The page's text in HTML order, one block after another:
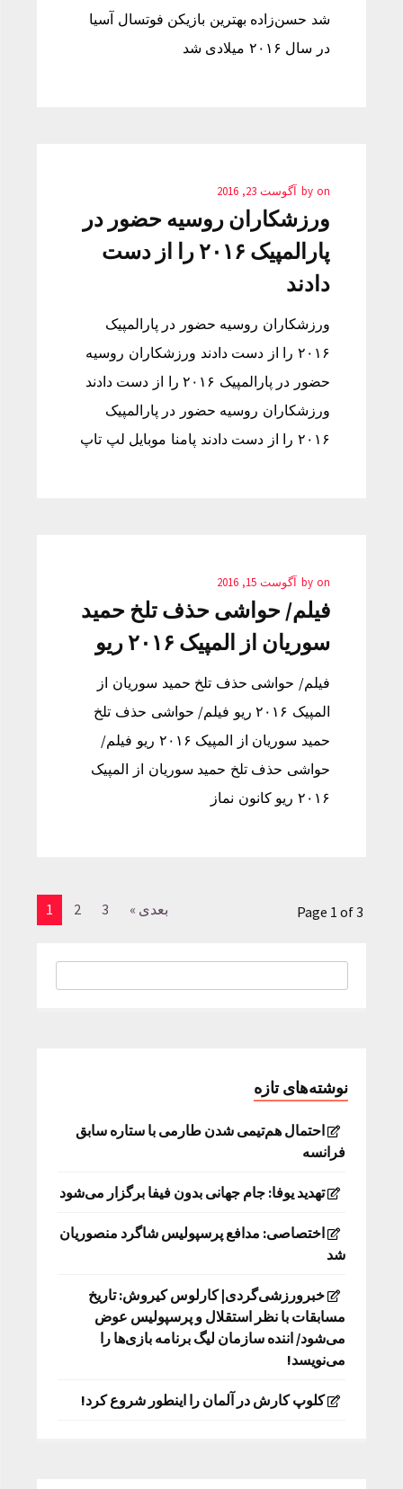
شد حسن‌زاده بهترین بازیکن فوتسال آسیا
در سال ۲۰۱۶ میلادی شد
by on آگوست 23, 2016
ورزشکاران روسیه حضور در
پارالمپیک ۲۰۱۶ را از دست
دادند
ورزشکاران روسیه حضور در پارالمپیک
۲۰۱۶ را از دست دادند ورزشکاران روسیه
حضور در پارالمپیک ۲۰۱۶ را از دست دادند
ورزشکاران روسیه حضور در پارالمپیک
۲۰۱۶ را از دست دادند پامنا موبایل لپ تاپ
by on آگوست 15, 2016
فیلم/ حواشی حذف تلخ حمید
سوریان از المپیک ۲۰۱۶ ریو
فیلم/ حواشی حذف تلخ حمید سوریان از
المپیک ۲۰۱۶ ریو فیلم/ حواشی حذف تلخ
حمید سوریان از المپیک ۲۰۱۶ ریو فیلم/
حواشی حذف تلخ حمید سوریان از المپیک
۲۰۱۶ ریو کانون نماز
1 2 3 بعدی » Page 1 of 3
نوشته‌های تازه
احتمال هم‌تیمی شدن طارمی با ستاره سابق
فرانسه
تهدید یوفا: جام جهانی بدون فیفا برگزار می‌شود
اختصاصی: مدافع پرسپولیس شاگرد منصوریان
شد
خبرورزشی‌گردی| کارلوس کیروش: تاریخ
مسابقات با نظر استقلال و پرسپولیس عوض
می‌شود/ اننده سازمان لیگ برنامه بازی‌ها را
می‌نویسد!
کلوپ کارش در آلمان را اینطور شروع کرد!